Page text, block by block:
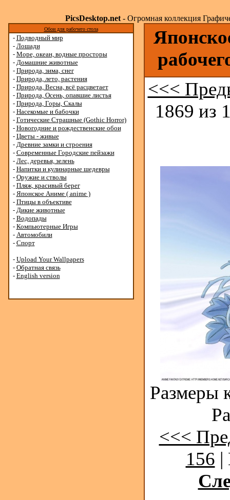
PicsDesktop.net- Огромная коллекция
Обои для рабочего стола
- Подводный мир
- Лошади
- Море, океан, водные просторы
- Домашние животные
- Природа, зима, снег
- Природа, лето, растения
- Природа, Весна, всё расцветает
- Природа, Осень, опавшие листья
- Природа, Горы, Скалы
- Насекомые и бабочки
- Готические Страшные (Gothic Horror)
- Новогодние и рождественские обои
- Цветы - живые
- Древние замки и строения
- Современные Городские пейзажи
- Лес, деревья, зелень
- Напитки и кулинарные шедевры
- Оружие и стволы
- Пляж, красивый берег
- Японское Аниме ( anime )
- Птицы в объективе
- Дикие животные
- Водопады
- Компьютерные Игры
- Автомобили
- Спорт
- Upload Your Wallpapers
- Обратная связь
- English version
<<<
1869 из
Размеры
<<<
156 |